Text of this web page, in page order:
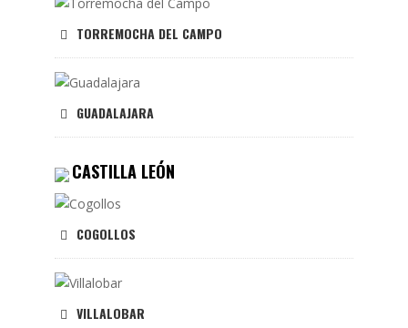
TORREMOCHA DEL CAMPO
GUADALAJARA
CASTILLA LEÓN
COGOLLOS
VILLALOBAR